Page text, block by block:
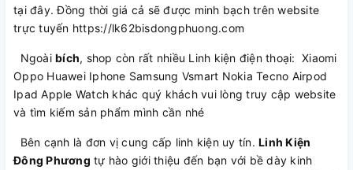
tại đây. Đồng thời giá cả sẽ được minh bạch trên website
trực tuyến https://lk62bisdongphuong.com
Ngoài bích, shop còn rất nhiều Linh kiện điện thoại: Xiaomi
Oppo Huawei Iphone Samsung Vsmart Nokia Tecno Airpod
Ipad Apple Watch khác quý khách vui lòng truy cập website
và tìm kiếm sản phẩm mình cần nhé
Bên cạnh là đơn vị cung cấp linh kiện uy tín. Linh Kiện
Đông Phương tự hào giới thiệu đến bạn với bề dày kinh